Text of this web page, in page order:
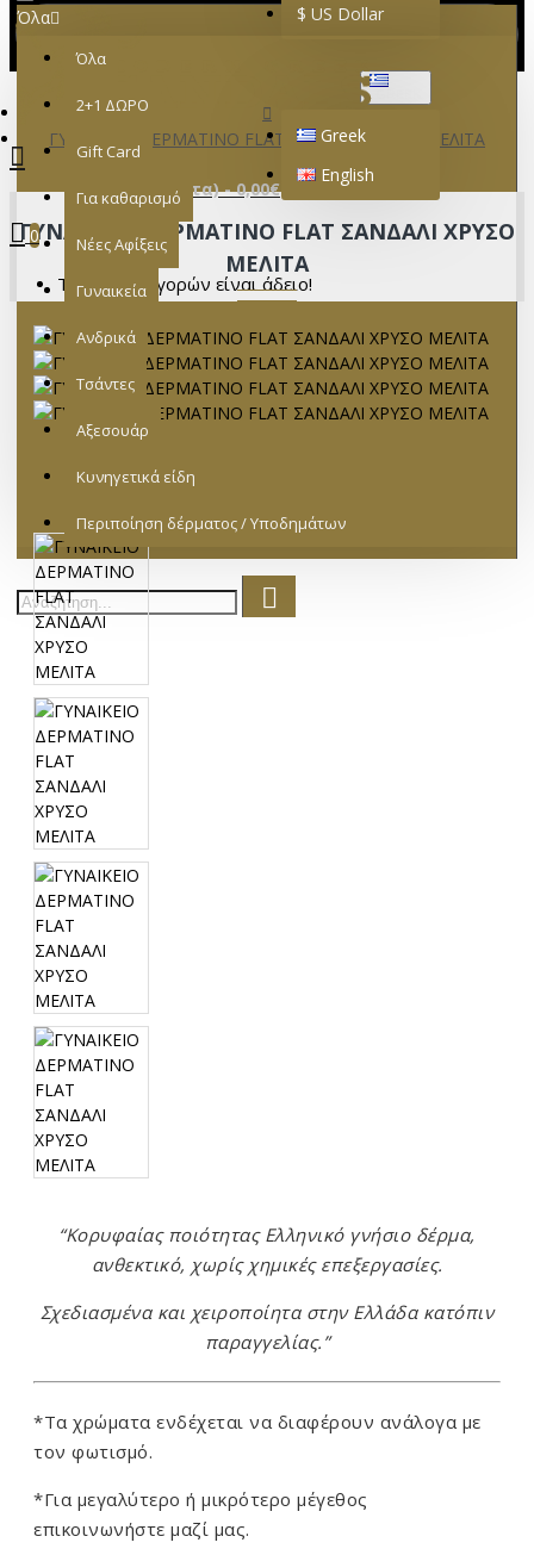
$ US Dollar
Greek
English
0 προϊόν(τα) - 0,00€
0
Το καλάθι αγορών είναι άδειο!
Όλα
Όλα
2+1 ΔΩΡΟ
Gift Card
Για καθαρισμό
Νέες Αφίξεις
Γυναικεία
Ανδρικά
Τσάντες
Αξεσουάρ
Κυνηγετικά είδη
Περιποίηση δέρματος / Υποδημάτων
ΓΥΝΑΙΚΕΙΟ ΔΕΡΜΑΤΙΝΟ FLAT ΣΑΝΔΑΛΙ ΧΡΥΣΟ ΜΕΛΙΤΑ
ΓΥΝΑΙΚΕΙΟ ΔΕΡΜΑΤΙΝΟ FLAT ΣΑΝΔΑΛΙ ΧΡΥΣΟ
ΜΕΛΙΤΑ
“Κορυφαίας ποιότητας Ελληνικό γνήσιο δέρμα,
ανθεκτικό, χωρίς χημικές επεξεργασίες.
Σχεδιασμένα και χειροποίητα στην Ελλάδα κατόπιν
παραγγελίας.”
*Τα χρώματα ενδέχεται να διαφέρουν ανάλογα με
τον φωτισμό.
*Για μεγαλύτερο ή μικρότερο μέγεθος
επικοινωνήστε μαζί μας.